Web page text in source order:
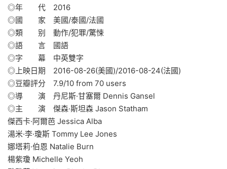
◎年 代 2016
◎國 家 美國/泰國/法國
◎類 别 動作/犯罪/驚悚
◎語 言 國語
◎字 幕 中英雙字
◎上映日期 2016-08-26(美國)/2016-08-24(法國)
◎豆瓣評分 7.9/10 from 70 users
◎導 演 丹尼斯·甘塞爾 Dennis Gansel
◎主 演 傑森·斯坦森 Jason Statham
傑西卡·阿爾芭 Jessica Alba
湯米·李·瓊斯 Tommy Lee Jones
娜塔莉·伯恩 Natalie Burn
楊紫瓊 Michelle Yeoh